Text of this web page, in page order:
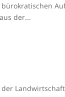
der...